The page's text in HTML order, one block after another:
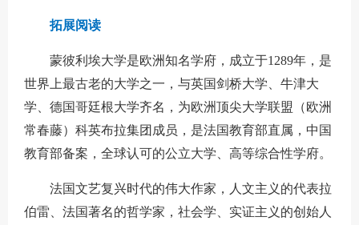
拓展阅读
蒙彼利埃大学是欧洲知名学府，成立于1289年，是
世界上最古老的大学之一，与英国剑桥大学、牛津大
学、德国哥廷根大学齐名，为欧洲顶尖大学联盟（欧洲
常春藤）科英布拉集团成员，是法国教育部直属，中国
教育部备案，全球认可的公立大学、高等综合性学府。
法国文艺复兴时代的伟大作家，人文主义的代表拉
伯雷、法国著名的哲学家，社会学、实证主义的创始人